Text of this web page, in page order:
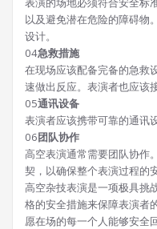
以及避免潜在危险的障碍物
设计。
04急救措施
在现场应该配备完备的急救
速做出反应。表演者也应该
05通讯设备
表演者应该携带可靠的通讯
06团队协作
高空表演通常需要团队协作
契，以确保整个表演过程的安
高空杂技表演是一项极具挑
格的安全措施来保障表演者
愿在场的每一个人能够安全回